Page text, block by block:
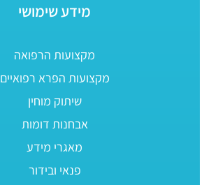
מידע שימושי
מקצועות הרפואה
מקצועות הפרא רפואיים
שיתוק מוחין
אבחנות דומות
מאגרי מידע
פנאי ובידור